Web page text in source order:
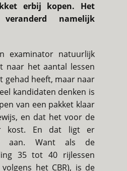
erbij kopen. Het
veranderd namelijk
examinator natuurlijk
naar het aantal lessen
gehad heeft, maar naar
kandidaten denken is
van een pakket klaar
en dat het voor de
kost. En dat ligt er
aan. Want als de
35 tot 40 rijlessen
het CBR), is de